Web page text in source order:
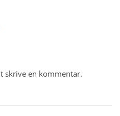
skrive en kommentar.